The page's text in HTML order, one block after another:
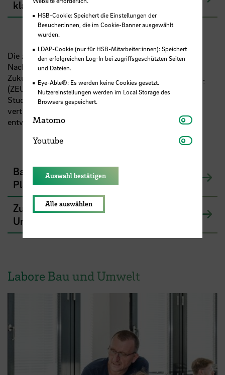
klassisch)
Die zwei Masterstudiengänge Bauingenieurwesen -
Nachhaltiges Planen und Bauen
Zukunftsfähige Energie- und Umweltsysteme
M. Eng.
(ZEUS) bieten allen Studierenden die Möglichkeit, ihre
Studieninhalte aus dem Bachelorstudium weiter zu
vertiefen und karrierewirksame Kompetenzen zu
entwickeln.
Bauingenieurwesen M. Sc. - Nachhaltiges
Planen und Bauen (auch international*)
Zukunftsfähige Energie- und
Umweltsysteme M. Eng.
Labore Bau und Umwelt
HSB-Cookie: Speichert die Einstellungen der
Besucher:innen, die im Cookie-Banner ausgewählt
wurden.
LDAP-Cookie (nur für HSB-Mitarbeiter:innen): Speichert
den erfolgreichen Log-In bei zugriffsgeschützten Seiten
und Dateien.
Eye-Able®: Es werden keine Cookies gesetzt.
Nutzereinstellungen werden im Local Storage des
Browsers gespeichert.
Matomo Matomo
Youtube Youtube
Auswahl bestätigen
Alle auswählen